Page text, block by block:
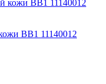
BB1 11140012